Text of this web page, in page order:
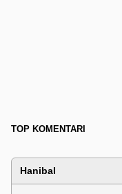
TOP KOMENTARI
Hanibal